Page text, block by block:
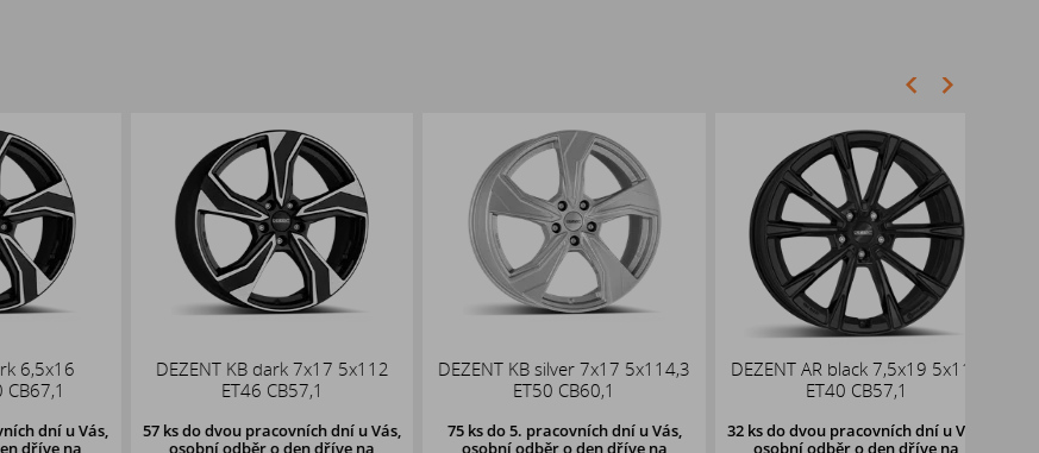
u Vás,
na
DEZENT KB dark 7x17 5x112
ET46 CB57,1
57 ksdo dvou pracovních dní u Vás,
osobní odběr o den dřívena
DEZENT KB silver 7x17 5x114,3
ET50 CB60,1
75 ksdo 5. pracovních dní u Vás,
osobní odběr o den dříve na
DEZENT AR black 7,5x19 5x112
ET40 CB57,1
32 ksdo dvou pracovních dní u Vás,
osobní odběr o den dřívena